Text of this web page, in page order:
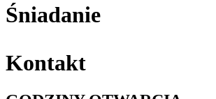
Śniadanie
Kontakt